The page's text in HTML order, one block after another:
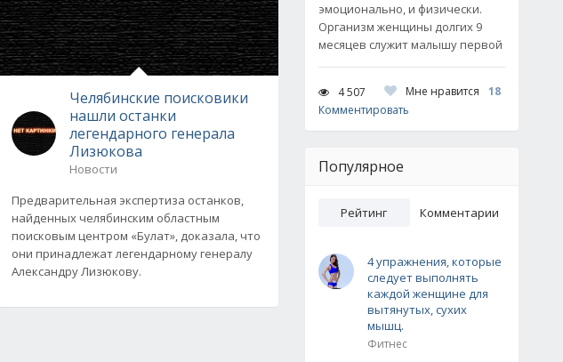
Челябинские поисковики
нашли останки
легендарного генерала
Лизюкова
Новости
Предварительная экспертиза останков,
найденных челябинским областным
поисковым центром «Булат», доказала, что
они принадлежат легендарному генералу
Александру Лизюкову.
эмоционально, и физически.
Организм женщины долгих 9
месяцев служит малышу первой
4 507 Мне нравится
18
Комментировать
Популярное
Рейтинг Комментарии
4 упражнения, которые
следует выполнять
каждой женщине для
вытянутых, сухих
мышц.
Фитнес